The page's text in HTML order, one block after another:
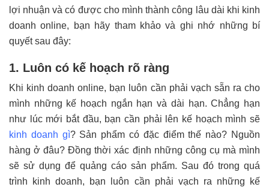
lợi nhuận và có được cho mình thành công lâu dài khi kinh
doanh online, bạn hãy tham khảo và ghi nhớ những bí
quyết sau đây:
1. Luôn có kế hoạch rõ ràng
Khi kinh doanh online, bạn luôn cần phải vạch sẵn ra cho
mình những kế hoạch ngắn hạn và dài hạn. Chẳng hạn
như lúc mới bắt đầu, bạn cần phải lên kế hoạch mình sẽ
kinh doanh gì? Sản phẩm có đặc điểm thế nào? Nguồn
hàng ở đâu? Đồng thời xác định những công cụ mà mình
sẽ sử dụng để quảng cáo sản phẩm. Sau đó trong quá
trình kinh doanh, bạn luôn cần phải vạch ra những kế